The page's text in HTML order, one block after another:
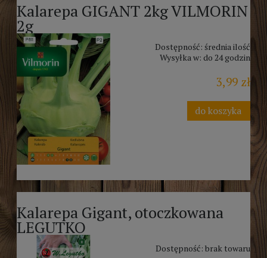
Kalarepa GIGANT 2kg VILMORIN
2g
Dostępność: średnia ilość
Wysyłka w: do 24 godzin
3,99 zł
do koszyka
Kalarepa Gigant, otoczkowana
LEGUTKO
Dostępność: brak towaru